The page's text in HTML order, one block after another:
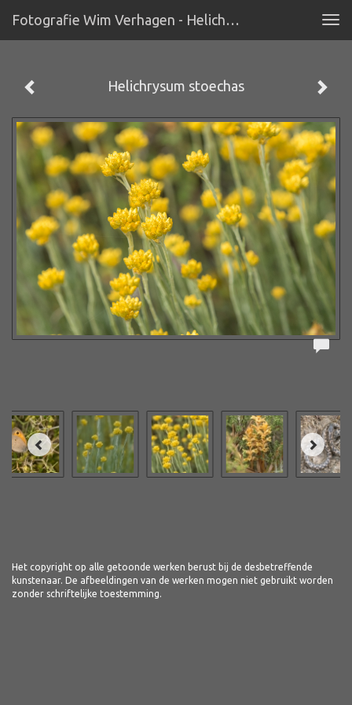
Fotografie Wim Verhagen - Helichrysum Stoechas
Helichrysum stoechas
Het copyright op alle getoonde werken berust bij de desbetreffende
kunstenaar. De afbeeldingen van de werken mogen niet gebruikt worden
zonder schriftelijke toestemming.